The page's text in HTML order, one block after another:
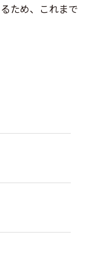
ため、これまで